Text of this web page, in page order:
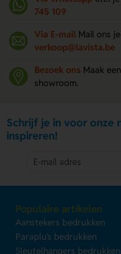
745 109
Via E-mail Mail ons
verkoop@lavista.be
Bezoek ons Maak
showroom.
Schrijf je in voor onze
inspireren!
Populaire artikelen
Aanstekers bedrukken
Paraplu's bedrukken
Sleutelhangers bedrukken